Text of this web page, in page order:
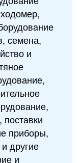
семена,
и
поставки
приборы,
другие
и